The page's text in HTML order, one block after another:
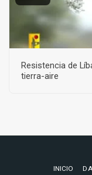
Resistencia de
tierra-aire
INICIO DA